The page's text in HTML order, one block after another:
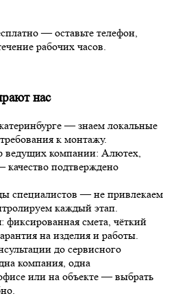
— оставьте телефон,
рабочих часов.
нас
— знаем локальные
к монтажу.
ведущих компании: Алютех,
качество подтверждено
специалистов — не привлекаем
каждый этап.
фиксированная смета, чёткий
на изделия и работы.
до сервисного
компания, одна
е или на объекте —выбрать
.